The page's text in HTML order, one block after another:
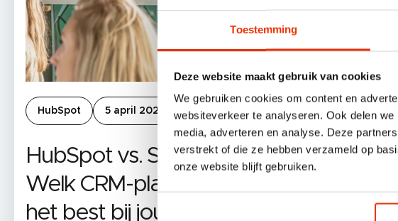
Toestemming
Deze website maakt gebruik van cookies
We gebruiken cookies om content en
websiteverkeer te analyseren. Ook delen
media, adverteren en analyse. Deze
verstrekt of die ze hebben verzameld op
onze website blijft gebruiken.
HubSpot 5 april 2024
HubSpot vs. Salesforce:
Welk CRM-platform past
het best bij jouw bedrijf?
Google
Hoe